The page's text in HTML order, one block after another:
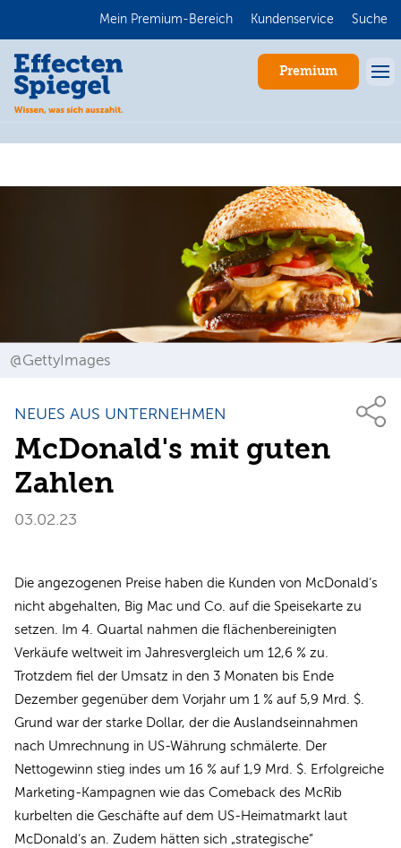
Mein Premium-Bereich Kundenservice Suche
Premium
@GettyImages
NEUES AUS UNTERNEHMEN
McDonald's mit guten
Zahlen
03.02.23
Die angezogenen Preise haben die Kunden von McDonald‘s
nicht abgehalten, Big Mac und Co. auf die Speisekarte zu
setzen. Im 4. Quartal nahmen die flächenbereinigten
Verkäufe weltweit im Jahresvergleich um 12,6 % zu.
Trotzdem fiel der Umsatz in den 3 Monaten bis Ende
Dezember gegenüber dem Vorjahr um 1 % auf 5,9 Mrd. $.
Grund war der starke Dollar, der die Auslandseinnahmen
nach Umrechnung in US-Währung schmälerte. Der
Nettogewinn stieg indes um 16 % auf 1,9 Mrd. $. Erfolgreiche
Marketing-Kampagnen wie das Comeback des McRib
kurbelten die Geschäfte auf dem US-Heimatmarkt laut
McDonald‘s an. Zudem hätten sich „strategische“